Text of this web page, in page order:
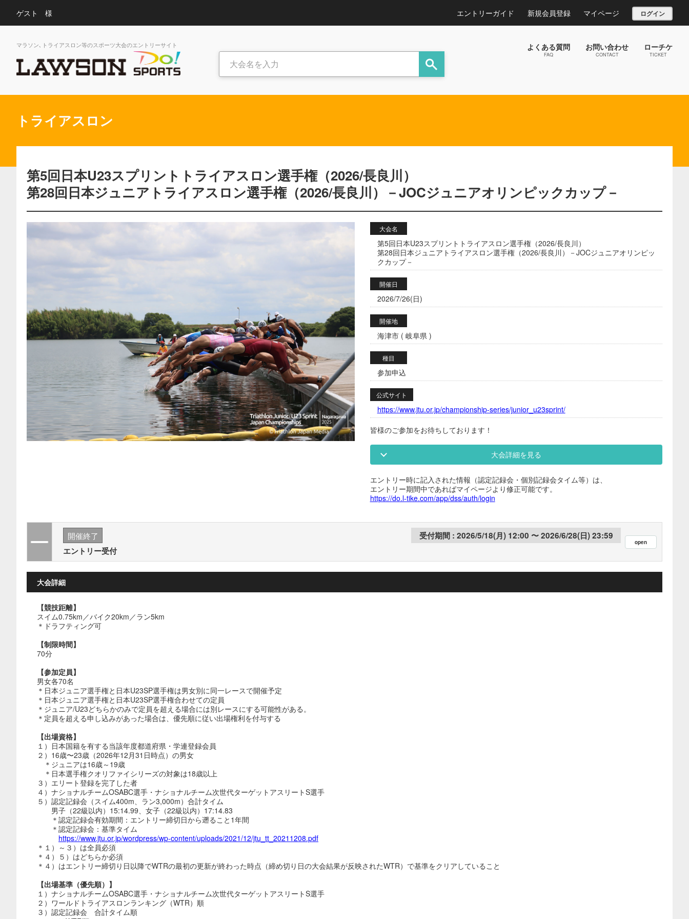
ゲスト 様 エントリーガイド 新規会員登録 マイページ ログイン
マラソン､トライアスロン等のスポーツ大会のエントリーサイト よくある質問
FAQ
お問い合わせ
CONTACT
ローチケ
TICKET
トライアスロン
第5回日本U23スプリントトライアスロン選手権（2026/長良川）
第28回日本ジュニアトライアスロン選手権（2026/長良川）－JOCジュニアオリンピックカップ－
大会名
第5回日本U23スプリントトライアスロン選手権（2026/長良川）
第28回日本ジュニアトライアスロン選手権（2026/長良川）－JOCジュニアオリンピッ
クカップ－
開催日
2026/7/26(日)
開催地
海津市 ( 岐阜県 )
種目
参加申込
公式サイト
https://www.jtu.or.jp/championship-series/junior_u23sprint/
皆様のご参加をお待ちしております！
大会詳細を見る
エントリー時に記入された情報（認定記録会・個別記録会タイム等）は、
エントリー期間中であればマイページより修正可能です。
https://do.l-tike.com/app/dss/auth/login
開催終了
エントリー受付
2026/5/18(月) 12:00 2026/6/28(日) 23:59
大会詳細
【競技距離】
スイム0.75km／バイク20km／ラン5km
＊ドラフティング可
【制限時間】
70分
【参加定員】
男女各70名
＊日本ジュニア選手権と日本U23SP選手権は男女別に同一レースで開催予定
＊日本ジュニア選手権と日本U23SP選手権合わせての定員
＊ジュニア/U23どちらかのみで定員を超える場合には別レースにする可能性がある。
＊定員を超える申し込みがあった場合は、優先順に従い出場権利を付与する
【出場資格】
１）日本国籍を有する当該年度都道府県・学連登録会員
２）16歳〜23歳（2026年12月31日時点）の男女
＊ジュニアは16歳～19歳
＊日本選手権クオリファイシリーズの対象は18歳以上
３）エリート登録を完了した者
４）ナショナルチームOSABC選手・ナショナルチーム次世代ターゲットアスリートS選手
５）認定記録会（スイム400m、ラン3,000m）合計タイム
男子（22級以内）15:14.99、女子（22級以内）17:14.83
＊認定記録会有効期間：エントリー締切日から遡ること1年間
＊認定記録会：基準タイム
https://www.jtu.or.jp/wordpress/wp-content/uploads/2021/12/jtu_tt_20211208.pdf
＊１）～３）は全員必須
＊４）５）はどちらか必須
＊４）はエントリー締切り日以降でWTRの最初の更新が終わった時点（締め切り日の大会結果が反映されたWTR）で基準をクリアしていること
【出場基準（優先順）】
１）ナショナルチームOSABC選手・ナショナルチーム次世代ターゲットアスリートS選手
２）ワールドトライアスロンランキング（WTR）順
３）認定記録会 合計タイム順